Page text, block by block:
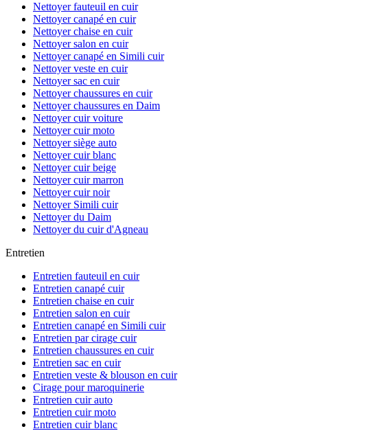
Nettoyer fauteuil en cuir
Nettoyer canapé en cuir
Nettoyer chaise en cuir
Nettoyer salon en cuir
Nettoyer canapé en Simili cuir
Nettoyer veste en cuir
Nettoyer sac en cuir
Nettoyer chaussures en cuir
Nettoyer chaussures en Daim
Nettoyer cuir voiture
Nettoyer cuir moto
Nettoyer siège auto
Nettoyer cuir blanc
Nettoyer cuir beige
Nettoyer cuir marron
Nettoyer cuir noir
Nettoyer Simili cuir
Nettoyer du Daim
Nettoyer du cuir d'Agneau
Entretien
Entretien fauteuil en cuir
Entretien canapé cuir
Entretien chaise en cuir
Entretien salon en cuir
Entretien canapé en Simili cuir
Entretien par cirage cuir
Entretien chaussures en cuir
Entretien sac en cuir
Entretien veste & blouson en cuir
Cirage pour maroquinerie
Entretien cuir auto
Entretien cuir moto
Entretien cuir blanc